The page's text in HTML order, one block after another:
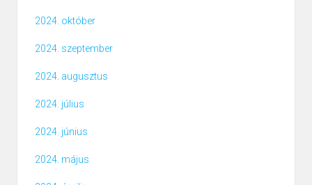
2024. október
2024. szeptember
2024. augusztus
2024. július
2024. június
2024. május